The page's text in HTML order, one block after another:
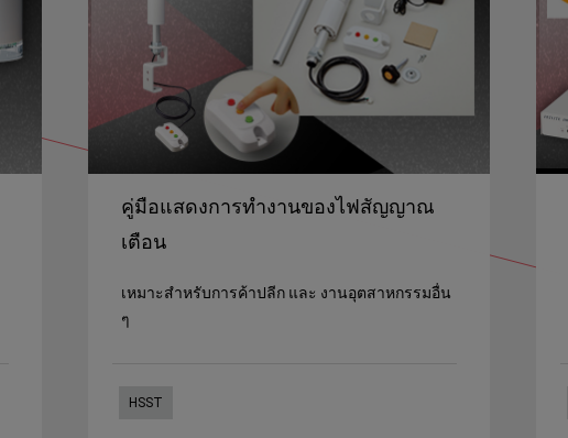
คู่มือแสดงการทำงานของไฟสัญญาณ
เตือน
เหมาะสำหรับการค้าปลีก และ งานอุตสาหกรรมอื่น
ๆ
HSST